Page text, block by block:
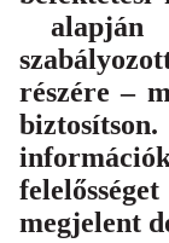
alapján
részére –
megjelent